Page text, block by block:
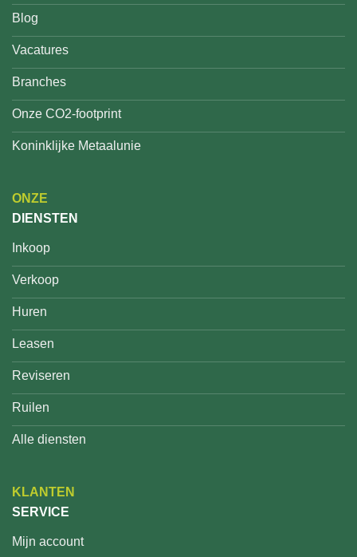
Blog
Vacatures
Branches
Onze CO2-footprint
Koninklijke Metaalunie
ONZE
DIENSTEN
Inkoop
Verkoop
Huren
Leasen
Reviseren
Ruilen
Alle diensten
KLANTEN
SERVICE
Mijn account